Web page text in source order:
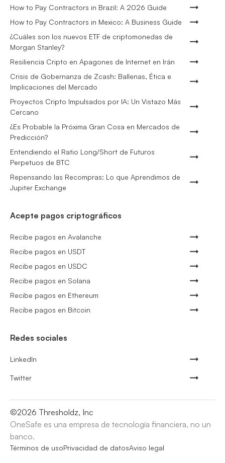
How to Pay Contractors in Brazil: A 2026 Guide
How to Pay Contractors in Mexico: A Business Guide
¿Cuáles son los nuevos ETF de criptomonedas de
Morgan Stanley?
Resiliencia Cripto en Apagones de Internet en Irán
Crisis de Gobernanza de Zcash: Ballenas, Ética e
Implicaciones del Mercado
Proyectos Cripto Impulsados por IA: Un Vistazo Más
Cercano
¿Es Probable la Próxima Gran Cosa en Mercados de
Predicción?
Entendiendo el Ratio Long/Short de Futuros
Perpetuos de BTC
Repensando las Recompras: Lo que Aprendimos de
Jupiter Exchange
Acepte pagos criptográficos
Recibe pagos en Avalanche
Recibe pagos en USDT
Recibe pagos en USDC
Recibe pagos en Solana
Recibe pagos en Ethereum
Recibe pagos en Bitcoin
Redes sociales
LinkedIn
Twitter
©2026 Thresholdz, Inc
OneSafe es una empresa de tecnología financiera, no un
banco.
Términos de usoPrivacidad de datosAviso legal